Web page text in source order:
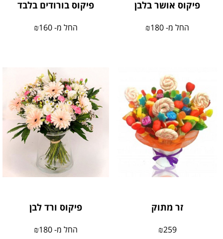
פיקוס אושר בלבן
החל מ- ₪180
פיקוס בורודים בלבד
החל מ- ₪160
זר מתוק
₪259
פיקוס ורד לבן
החל מ- ₪180